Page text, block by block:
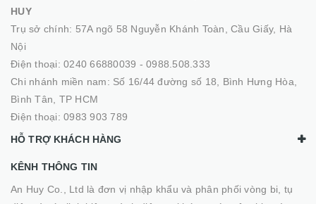
HUY
Trụ sở chính: 57A ngõ 58 Nguyễn Khánh Toàn, Cầu Giấy, Hà
Nội
Điện thoại: 0240 66880039 - 0988.508.333
Chi nhánh miền nam: Số 16/44 đường số 18, Bình Hưng Hòa,
Bình Tân, TP HCM
Điện thoại: 0983 903 789
HỖ TRỢ KHÁCH HÀNG
KÊNH THÔNG TIN
An Huy Co., Ltd là đơn vị nhập khẩu và phân phối vòng bi, tụ